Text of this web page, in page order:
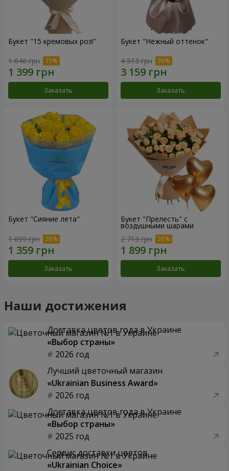
Букет "15 кремовых роз!"
1 646 грн
Заказать
Букет "Нежный оттенок"
4 513 грн
Заказать
Букет "Сияние лета"
1 699 грн
Заказать
Букет "Прелесть" с
воздушными шарами
2 713 грн
Заказать
Наши достижения
Доставка цветов года в Украине
«Выбор страны»
2026 год
Лучший цветочный магазин
«Ukrainian Business Award»
2026 год
Доставка цветов года в Украине
«Выбор страны»
2025 год
Сервис доставки цветов
«Ukrainian Choice»